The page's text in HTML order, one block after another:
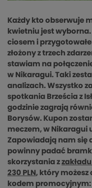
Każdy kto obserwuje
kwietniu jest wyborna.
ciosem i
złożony z trzech
stawiam na
w Nikaragui. Taki
analizach. Wszystko
spotkania Brześcia z
godzinie zagrają
Borysów. Kupon
meczem, w Nikaragui
Zapowiadają nam się
powinny padać
skorzystania z
230 PLN, który możesz
kodem promocyjnym: